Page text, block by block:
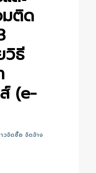
ติด
วิธี
(e-
วจัดซื้อ จัดจ้าง